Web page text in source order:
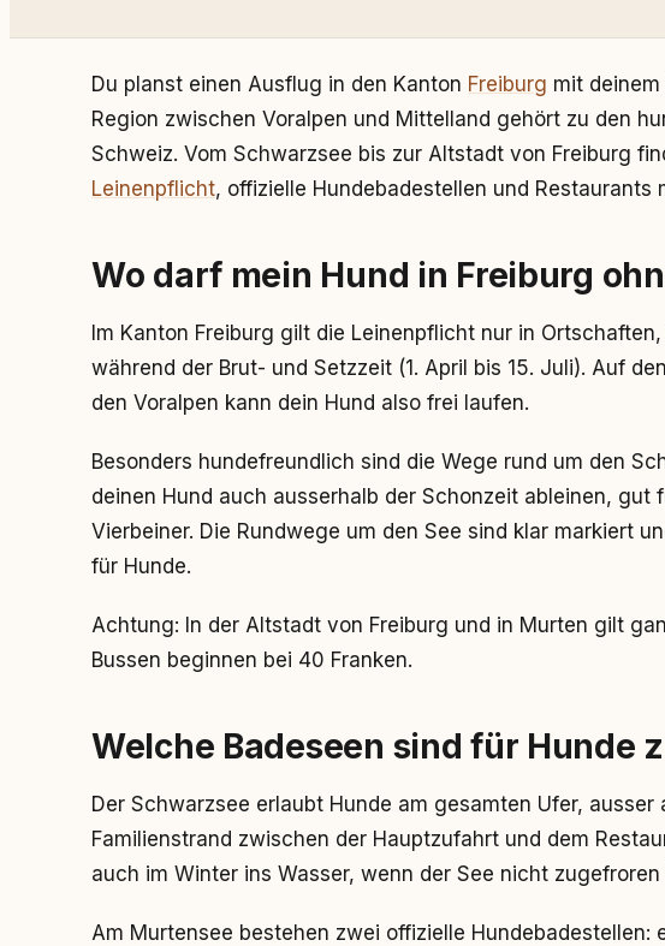
Du planst einen Ausflug in den Kanton Freiburg mit
Region zwischen Voralpen und Mittelland gehört zu den
Schweiz. Vom Schwarzsee bis zur Altstadt von Freiburg
Leinenpflicht, offizielle Hundebadestellen und Restaurants
Wo darf mein Hund in Freiburg
Im Kanton Freiburg gilt die Leinenpflicht nur in
während der Brut- und Setzzeit (1. April bis 15. Juli). Auf
den Voralpen kann dein Hund also frei laufen.
Besonders hundefreundlich sind die Wege rund um den
deinen Hund auch ausserhalb der Schonzeit ableinen, gut
Vierbeiner. Die Rundwege um den See sind klar markiert
für Hunde.
Achtung: In der Altstadt von Freiburg und in Murten gilt
Bussen beginnen bei 40 Franken.
Welche Badeseen sind für Hunde
Der Schwarzsee erlaubt Hunde am gesamten Ufer, ausser
Familienstrand zwischen der Hauptzufahrt und dem
auch im Winter ins Wasser, wenn der See nicht zugefroren
Am Murtensee bestehen zwei offizielle Hundebadestellen: